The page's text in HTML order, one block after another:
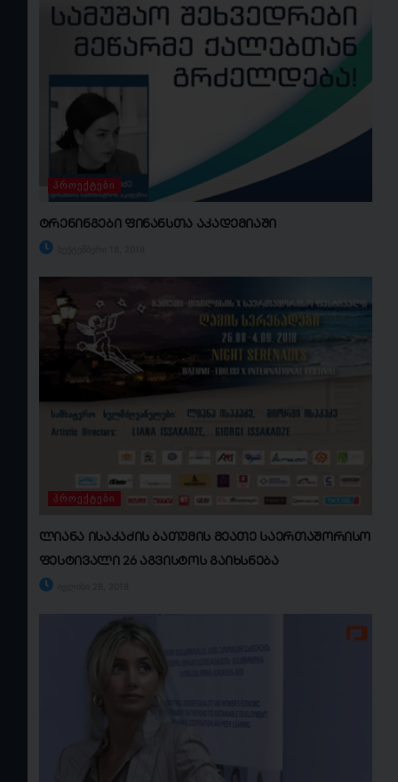
ᲞᲠᲝᲔᲥᲢᲔᲑᲘ
ტრენინგები ფინანსთა აკადემიაში
ᲞᲠᲝᲔᲥᲢᲔᲑᲘ
ლიანა ისაკაძის ბათუმის მეათე საერთაშორისო
ფესტივალი 26 აგვისტოს გაიხსნება